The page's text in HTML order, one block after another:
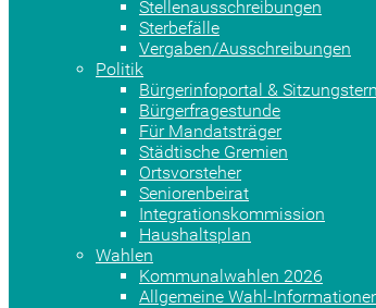
Stellenausschreibungen
Sterbefälle
Vergaben/Ausschreibungen
Politik
Bürgerinfoportal &
Bürgerfragestunde
Für Mandatsträger
Städtische Gremien
Ortsvorsteher
Seniorenbeirat
Integrationskommission
Haushaltsplan
Wahlen
Kommunalwahlen 2026
Allgemeine Wahl-